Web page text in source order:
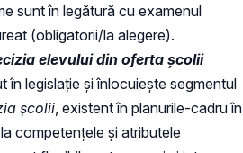
sunt în legătură cu examenul
(obligatorii/la alegere).
elevului din oferta școlii
în legislație și înlocuiește segmentul
școlii , existent în planurile-cadru în
competențele și atributele